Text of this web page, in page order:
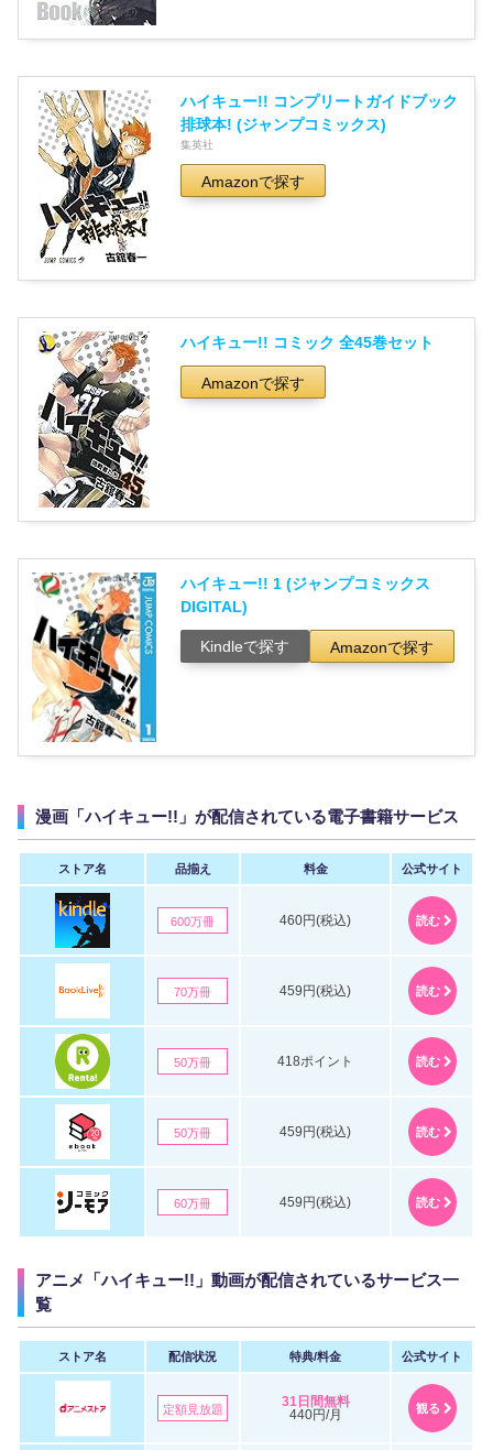
ハイキュー!! コンプリートガイドブック
排球本! (ジャンプコミックス)
集英社
Amazonで探す
ハイキュー!! コミック 全45巻セット
Amazonで探す
ハイキュー!! 1 (ジャンプコミックス
DIGITAL)
Kindleで探す Amazonで探す
漫画「ハイキュー!!」が配信されている電子書籍サービス
ストア名 品揃え 料金 公式サイト
600万冊 460円(税込) 読む
70万冊 459円(税込) 読む
50万冊 418ポイント 読む
50万冊 459円(税込) 読む
60万冊 459円(税込) 読む
アニメ「ハイキュー!!」動画が配信されているサービス一
覧
ストア名 配信状況 特典/料金 公式サイト
定額見放題
31日間無料
440円/月
観る